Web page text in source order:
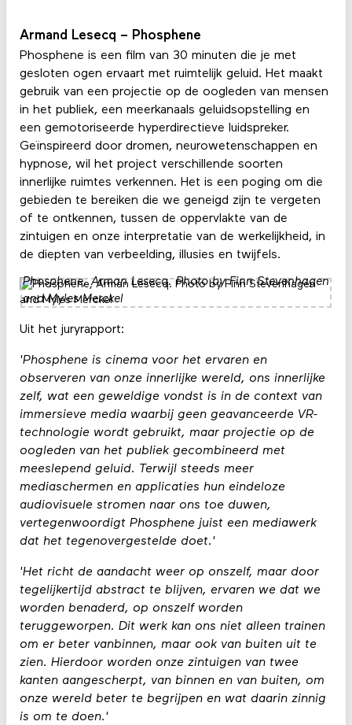
Armand Lesecq – Phosphene
Phosphene is een film van 30 minuten die je met
gesloten ogen ervaart met ruimtelijk geluid. Het maakt
gebruik van een projectie op de oogleden van mensen
in het publiek, een meerkanaals geluidsopstelling en
een gemotoriseerde hyperdirectieve luidspreker.
Geïnspireerd door dromen, neurowetenschappen en
hypnose, wil het project verschillende soorten
innerlijke ruimtes verkennen. Het is een poging om die
gebieden te bereiken die we geneigd zijn te vergeten
of te ontkennen, tussen de oppervlakte van de
zintuigen en onze interpretatie van de werkelijkheid, in
de diepten van verbeelding, illusies en twijfels.
Phosphene, Arman Lesecq. Photo by Finn Stevenhagen
and Myles Merckel
Uit het juryrapport:
'Phosphene is cinema voor het ervaren en
observeren van onze innerlijke wereld, ons innerlijke
zelf, wat een geweldige vondst is in de context van
immersieve media waarbij geen geavanceerde VR-
technologie wordt gebruikt, maar projectie op de
oogleden van het publiek gecombineerd met
meeslepend geluid. Terwijl steeds meer
mediaschermen en applicaties hun eindeloze
audiovisuele stromen naar ons toe duwen,
vertegenwoordigt Phosphene juist een mediawerk
dat het tegenovergestelde doet.'
'Het richt de aandacht weer op onszelf, maar door
tegelijkertijd abstract te blijven, ervaren we dat we
worden benaderd, op onszelf worden
teruggeworpen. Dit werk kan ons niet alleen trainen
om er beter vanbinnen, maar ook van buiten uit te
zien. Hierdoor worden onze zintuigen van twee
kanten aangescherpt, van binnen en van buiten, om
onze wereld beter te begrijpen en wat daarin zinnig
is om te doen.'